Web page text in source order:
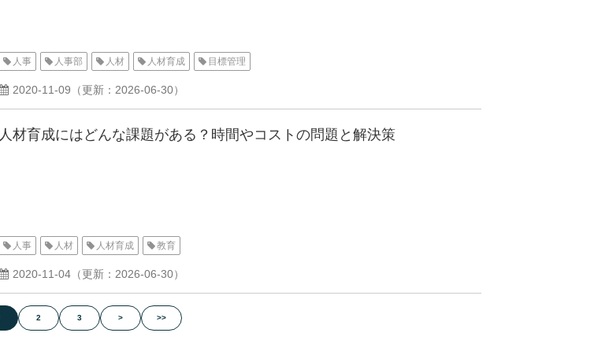
人事 人事部 人材 人材育成 目標管理
2020-11-09 （更新： 2026-06-30）
人材育成にはどんな課題がある？時間やコストの問題と解決策
人事 人材 人材育成 教育
2020-11-04 （更新： 2026-06-30）
2 3 > >>